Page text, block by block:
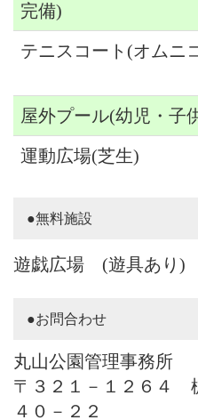
完備)
テニスコート(オムニ
屋外プール(幼児・子
運動広場(芝生)
●無料施設
遊戯広場 (遊具あり)
●お問合わせ
丸山公園管理事務所
〒３２１－１２６４
４０－２２